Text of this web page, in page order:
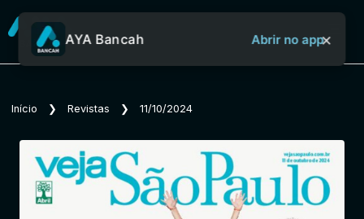
Sobre o Aya Bancah
Início
AYA Bancah Abrir no app×
Início ❯ Revistas ❯ 11/10/2024